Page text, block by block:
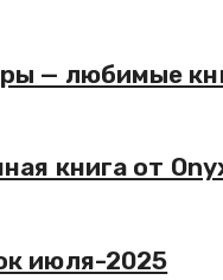
— любимые
книга от
июля-2025